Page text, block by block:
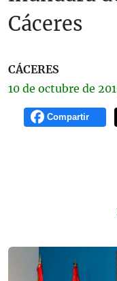
Cáceres
CÁCERES
10 de octubre de
Compartir